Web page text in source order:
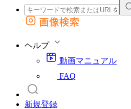
外部サイトの商品をカートに追加
画像検索
ヘルプ
動画マニュアル
FAQ
新規登録